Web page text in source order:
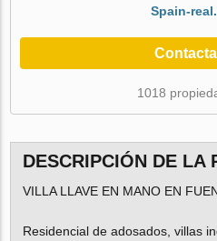
Spain-
1018
DESCRIPCIÓN DE LA
VILLA LLAVE EN MANO EN
Residencial de adosados, villas